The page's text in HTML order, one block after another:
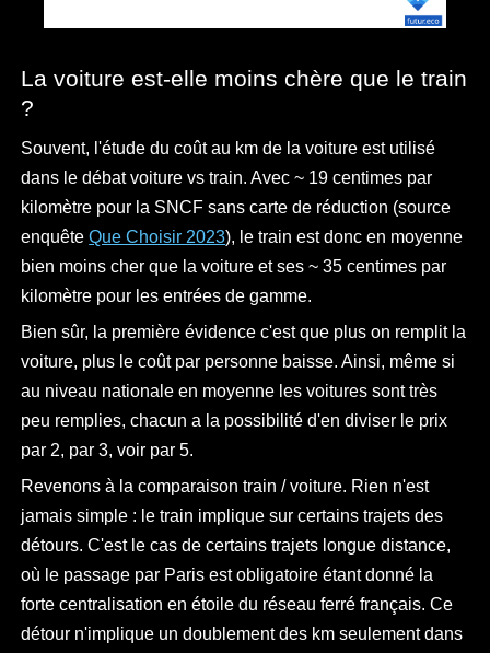
La voiture est-elle moins chère que le train
?
Souvent, l'étude du coût au km de la voiture est utilisé
dans le débat voiture vs train. Avec ~ 19 centimes par
kilomètre pour la SNCF sans carte de réduction (source
enquêteQue Choisir 2023), le train est donc en moyenne
bien moins cher que la voiture et ses ~ 35 centimes par
kilomètre pour les entrées de gamme.
Bien sûr, la première évidence c'est que plus on remplit la
voiture, plus le coût par personne baisse. Ainsi, même si
au niveau nationale en moyenne les voitures sont très
peu remplies, chacun a la possibilité d'en diviser le prix
par 2, par 3, voir par 5.
Revenons à la comparaison train / voiture. Rien n'est
jamais simple : le train implique sur certains trajets des
détours. C'est le cas de certains trajets longue distance,
où le passage par Paris est obligatoire étant donné la
forte centralisation en étoile du réseau ferré français. Ce
détour n'implique un doublement des km seulement dans